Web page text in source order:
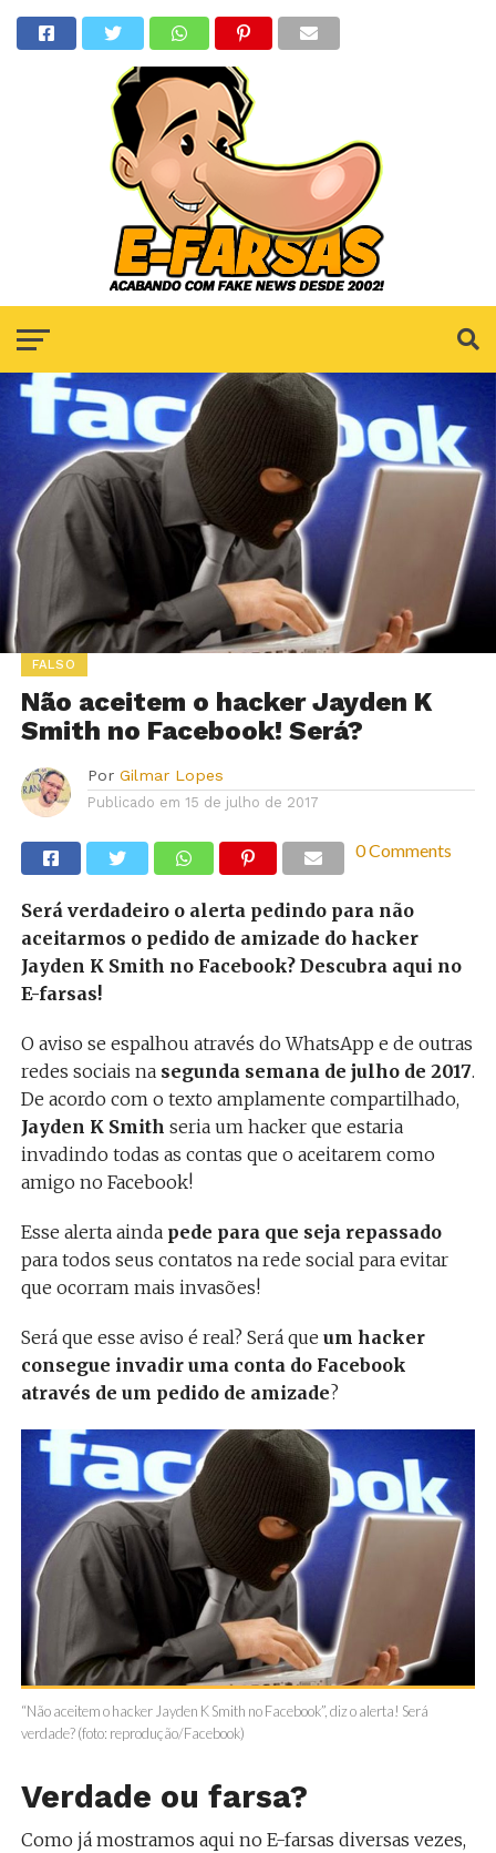
FALSO
Não aceitem o hacker Jayden K
Smith no Facebook! Será?
Por Gilmar Lopes
Publicado em 15 de julho de 2017
0 Comments
Será verdadeiro o alerta pedindo para não
aceitarmos o pedido de amizade do hacker
Jayden K Smith no Facebook? Descubra aqui no
E-farsas!
O aviso se espalhou através do WhatsApp e de outras
redes sociais na segunda semana de julho de 2017.
De acordo com o texto amplamente compartilhado,
Jayden K Smith seria um hacker que estaria
invadindo todas as contas que o aceitarem como
amigo no Facebook!
Esse alerta ainda pede para que seja repassado
para todos seus contatos na rede social para evitar
que ocorram mais invasões!
Será que esse aviso é real? Será que um hacker
consegue invadir uma conta do Facebook
através de um pedido de amizade?
“Não aceitem o hacker Jayden K Smith no Facebook”, diz o alerta! Será
verdade? (foto: reprodução/Facebook)
Verdade ou farsa?
Como já mostramos aqui no E-farsas diversas vezes,